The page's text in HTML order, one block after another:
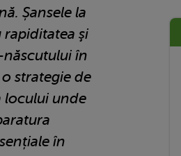
Șansele la
şi
în
strategie de
locului unde
în